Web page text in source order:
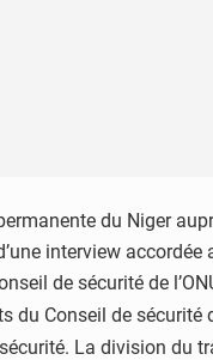
du Niger
interview
de sécurité de
du Conseil de
La division du